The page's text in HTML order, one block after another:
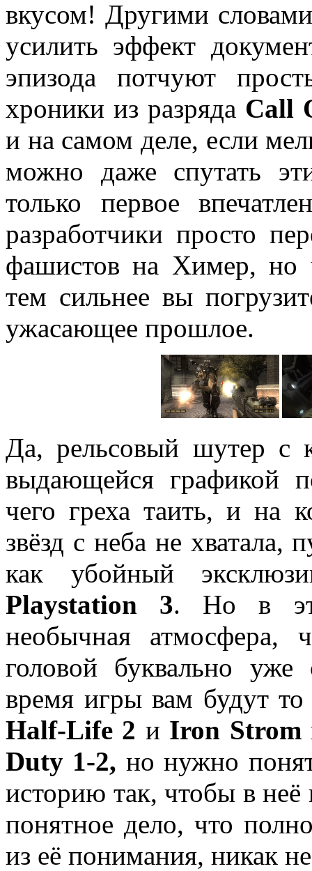
вкусом! Другими
усилить эффект
эпизода потчуют
хроники из разряда Call
и на самом деле, если
можно даже спутать
только первое
разработчики просто
фашистов на Химер, но
тем сильнее вы
ужасающее прошлое.
Да, рельсовый шутер с
выдающейся графикой
чего греха таить, и на
звёзд с неба не хватала,
как убойный
Playstation 3. Но в
необычная атмосфера,
головой буквально
время игры вам будут
Half-Life 2 и Iron Strom
Duty 1-2, но нужно
историю так, чтобы в неё
понятное дело, что
из её понимания, никак